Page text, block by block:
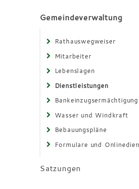
Gemeindeverwaltung
Rathauswegweiser
Mitarbeiter
Lebenslagen
Dienstleistungen
Bankeinzugsermächtigung
Wasser und Windkraft
Bebauungspläne
Formulare und
Satzungen